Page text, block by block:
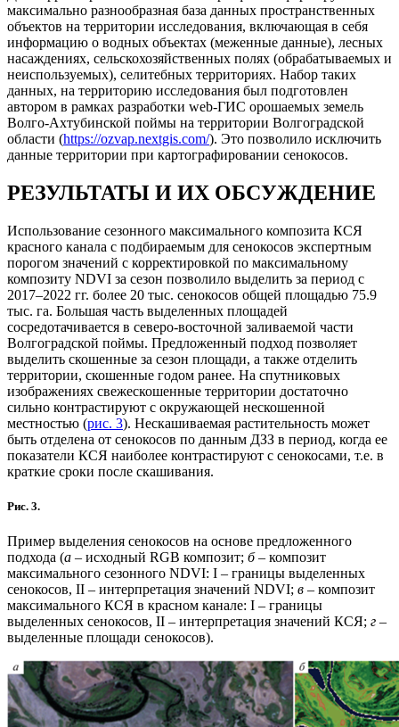
максимально разнообразная база данных пространственных
объектов на территории исследования, включающая в себя
информацию о водных объектах (меженные данные), лесных
насаждениях, сельскохозяйственных полях (обрабатываемых и
неиспользуемых), селитебных территориях. Набор таких
данных, на территорию исследования был подготовлен
автором в рамках разработки web-ГИС орошаемых земель
Волго-Ахтубинской поймы на территории Волгоградской
области (https://ozvap.nextgis.com/). Это позволило исключить
данные территории при картографировании сенокосов.
РЕЗУЛЬТАТЫ И ИХ ОБСУЖДЕНИЕ
Использование сезонного максимального композита КСЯ
красного канала с подбираемым для сенокосов экспертным
порогом значений с корректировкой по максимальному
композиту NDVI за сезон позволило выделить за период с
2017–2022 гг. более 20 тыс. сенокосов общей площадью 75.9
тыс. га. Большая часть выделенных площадей
сосредотачивается в северо-восточной заливаемой части
Волгоградской поймы. Предложенный подход позволяет
выделить скошенные за сезон площади, а также отделить
территории, скошенные годом ранее. На спутниковых
изображениях свежескошенные территории достаточно
сильно контрастируют с окружающей нескошенной
местностью (рис. 3). Нескашиваемая растительность может
быть отделена от сенокосов по данным ДЗЗ в период, когда ее
показатели КСЯ наиболее контрастируют с сенокосами, т.е. в
краткие сроки после скашивания.
Рис. 3.
Пример выделения сенокосов на основе предложенного
подхода (а – исходный RGB композит; б– композит
максимального сезонного NDVI: I – границы выделенных
сенокосов, II – интерпретация значений NDVI; в – композит
максимального КСЯ в красном канале: I – границы
выделенных сенокосов, II – интерпретация значений КСЯ; г –
выделенные площади сенокосов).